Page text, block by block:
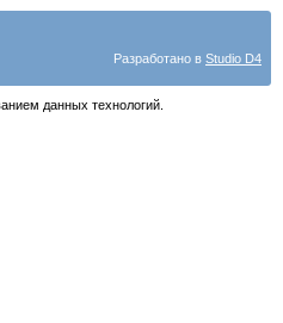
Разработано в Studio D4
данных технологий.